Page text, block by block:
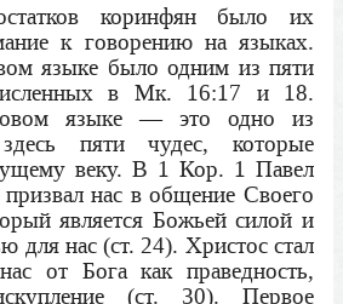
коринфян было их
к говорению на языках.
языке было одним из пяти
в Мк. 16:17 и 18.
языке — это одно из
пяти чудес, которые
веку. В 1 Кор. 1 Павел
нас в общение Своего
является Божьей силой и
для нас (ст. 24). Христос стал
от Бога как праведность,
(ст. 30). Первое